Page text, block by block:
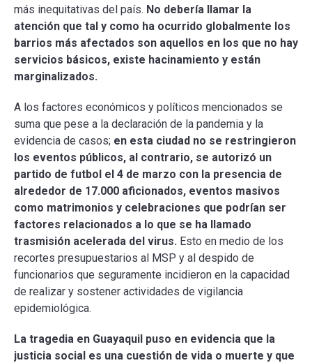
más inequitativas del país. No debería llamar la
atención que tal y como ha ocurrido globalmente los
barrios más afectados son aquellos en los que no hay
servicios básicos, existe hacinamiento y están
marginalizados.
A los factores económicos y políticos mencionados se
suma que pese a la declaración de la pandemia y la
evidencia de casos; en esta ciudad no se restringieron
los eventos públicos, al contrario, se autorizó un
partido de futbol el 4 de marzo con la presencia de
alrededor de 17.000 aficionados, eventos masivos
como matrimonios y celebraciones que podrían ser
factores relacionados a lo que se ha llamado
trasmisión acelerada del virus. Esto en medio de los
recortes presupuestarios al MSP y al despido de
funcionarios que seguramente incidieron en la capacidad
de realizar y sostener actividades de vigilancia
epidemiológica.
La tragedia en Guayaquil puso en evidencia que la
justicia social es una cuestión de vida o muerte y que